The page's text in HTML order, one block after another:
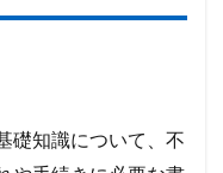
礎知識について、不